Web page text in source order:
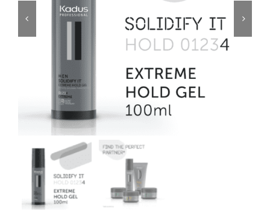
 